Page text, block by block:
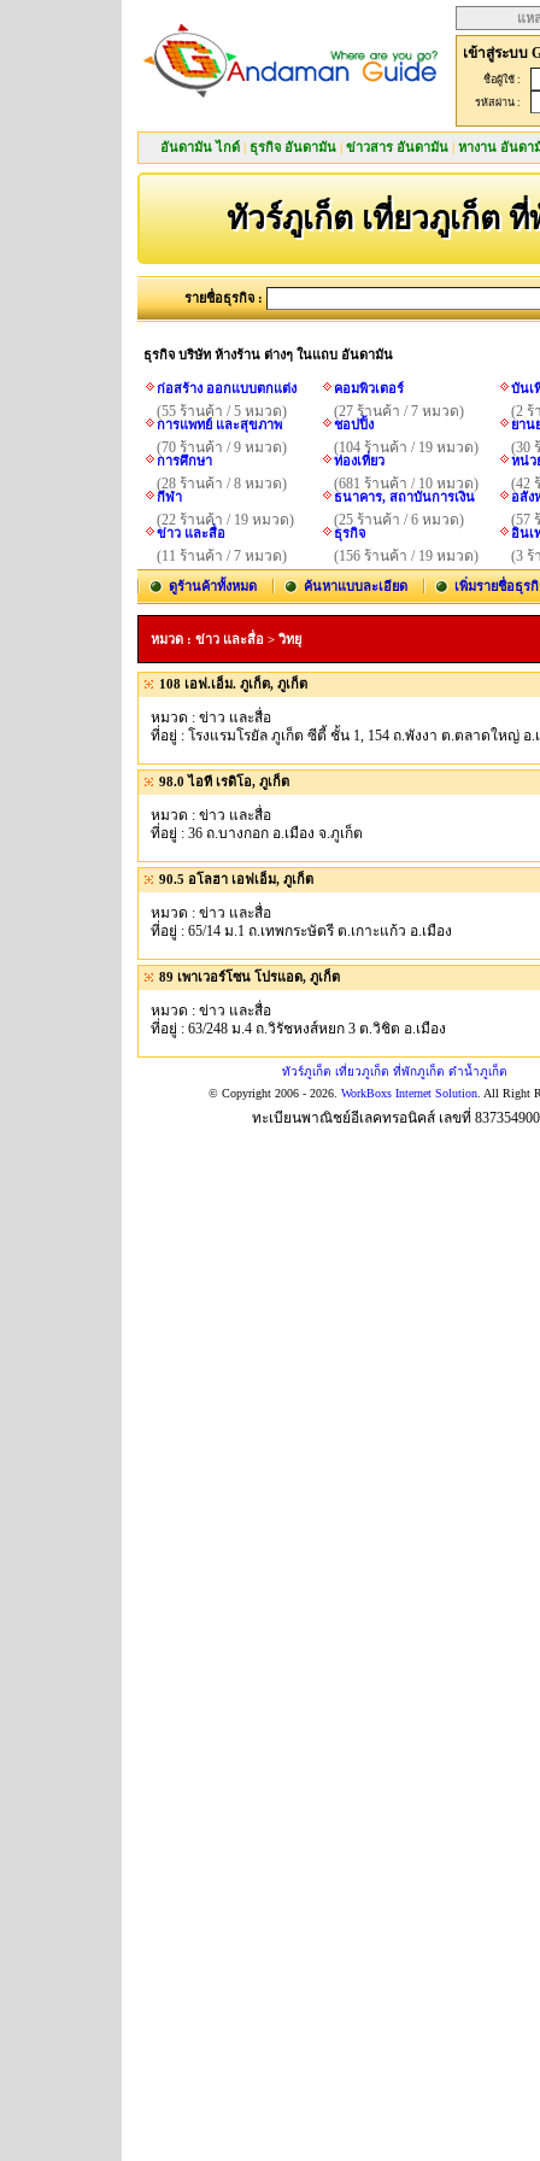
แห
เข้าสู่ระบบ
ชื่อผู้ใช้ :
รหัสผ่าน :
อันดามัน ไกด์ | ธุรกิจ อันดามัน | ข่าวสาร อันดามัน | หางาน อันดา
ทัวร์ภูเก็ต เที่ยวภูเก็ต
รายชื่อธุรกิจ :
ธุรกิจ บริษัท ห้างร้าน ต่างๆ ในแถบ อันดามัน
ก่อสร้าง ออกแบบตกแต่ง
(55 ร้านค้า / 5 หมวด)
การแพทย์ และสุขภาพ
(70 ร้านค้า / 9 หมวด)
การศึกษา
(28 ร้านค้า / 8 หมวด)
กีฬา
(22 ร้านค้า / 19 หมวด)
ข่าว และสื่อ
(11 ร้านค้า / 7 หมวด)
คอมพิวเตอร์
(27 ร้านค้า / 7 หมวด)
ชอปปิ้ง
(104 ร้านค้า / 19 หมวด)
ท่องเที่ยว
(681 ร้านค้า / 10 หมวด)
ธนาคาร, สถาบันการเงิน
(25 ร้านค้า / 6 หมวด)
ธุรกิจ
(156 ร้านค้า / 19 หมวด)
บันเ
(2 ร้
ยาน
(30
หน่ว
(42
อสัง
(57
อินเ
(3 ร้
ดูร้านค้าทั้งหมด ค้นหาแบบละเอียด เพิ่มรายชื่อธุร
หมวด : ข่าว และสื่อ > วิทยุ
108 เอฟ.เอ็ม. ภูเก็ต, ภูเก็ต
หมวด : ข่าว และสื่อ
ที่อยู่ : โรงแรมโรยัล ภูเก็ต ซีตี้ ชั้น 1, 154 ถ.พังงา ต.ตลาดใหญ่ อ.
98.0 ไอที เรดิโอ, ภูเก็ต
หมวด : ข่าว และสื่อ
ที่อยู่ : 36 ถ.บางกอก อ.เมือง จ.ภูเก็ต
90.5 อโลฮา เอฟเอ็ม, ภูเก็ต
หมวด : ข่าว และสื่อ
ที่อยู่ : 65/14 ม.1 ถ.เทพกระษัตรี ต.เกาะแก้ว อ.เมือง
89 เพาเวอร์โซน โปรแอด, ภูเก็ต
หมวด : ข่าว และสื่อ
ที่อยู่ : 63/248 ม.4 ถ.วิรัชหงส์หยก 3 ต.วิชิต อ.เมือง
ทัวร์ภูเก็ต เที่ยวภูเก็ต ที่พักภูเก็ต ดำน้ำภูเก็ต
© Copyright 2006 - 2026. WorkBoxs Internet Solution. All Right
ทะเบียนพาณิชย์อีเลคทรอนิคส์ เลขที่